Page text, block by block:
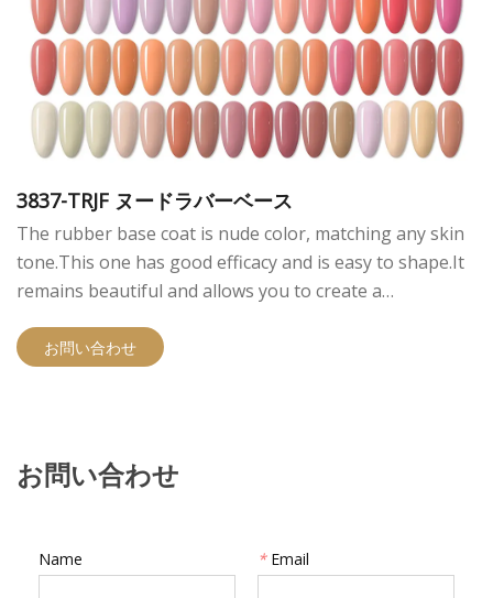
3837-TRJF ヌードラバーベース
The rubber base coat is nude color, matching any skin
tone.This one has good efficacy and is easy to shape.It
remains beautiful and allows you to create a
お問い合わせ
お問い合わせ
Name * Email